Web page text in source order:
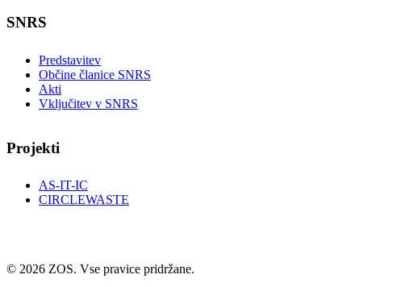
SNRS
Predstavitev
Občine članice SNRS
Akti
Vključitev v SNRS
Projekti
AS-IT-IC
CIRCLEWASTE
© 2026 ZOS. Vse pravice pridržane.